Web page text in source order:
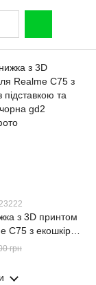
з 3D принтом
C75 з екошкіри із
та магнитом
грн